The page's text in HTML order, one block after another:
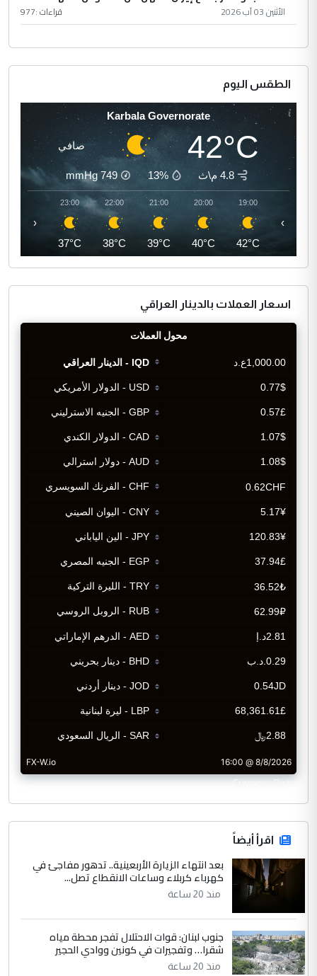
الأثنين 03 آب 2026 قراءات :977
الطقس اليوم
Karbala Governorate
42°C صافي
4.8 م\ث 13%
749
mmHg
19:00
42°C
20:00
40°C
21:00
39°C
22:00
38°C
23:00
37°C
‹ ›
اسعار العملات بالدينار العراقي
CurrencyRate
اقرأ أيضاً
بعد انتهاء الزيارة الأربعينية.. تدهور مفاجئ في
كهرباء كربلاء وساعات الانقطاع تصل...
منذ 20 ساعة
جنوب لبنان: قوات الاحتلال تفجر محطة مياه
شقرا… وتفجيرات في كونين ووادي الحجير
منذ 20 ساعة